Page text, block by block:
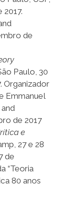
2017.
de
Paulo, 30
Organizador
Emmanuel
de 2017
e
27 e 28
de
“Teoria
80 anos